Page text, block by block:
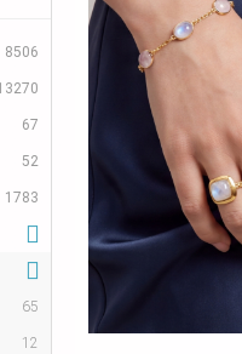
8506
67
52
1783
65
12